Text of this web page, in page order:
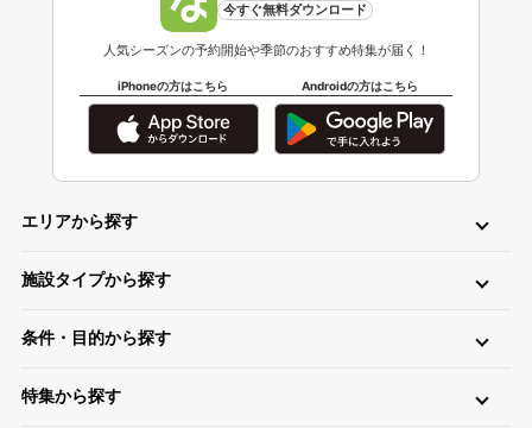
今すぐ無料ダウンロード
人気シーズンの予約開始や季節のおすすめ特集が届く！
iPhoneの方はこちら Androidの方はこちら
エリアから探す
北海道キャンプ場 青森キャンプ場
施設タイプから探す
区画サイト フリーサイト
条件・目的から探す
無料 手ぶら（レンタル）
特集から探す